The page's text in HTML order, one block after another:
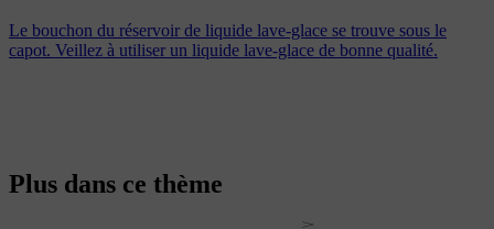
Le bouchon du réservoir de liquide lave-glace se trouve sous le
capot. Veillez à utiliser un liquide lave-glace de bonne qualité.
Plus dans ce thème